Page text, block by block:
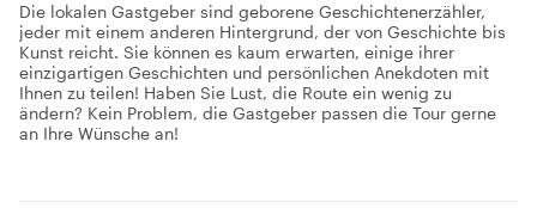
Die lokalen Gastgeber sind geborene Geschichtenerzähler,
jeder mit einem anderen Hintergrund, der von Geschichte bis
Kunst reicht. Sie können es kaum erwarten, einige ihrer
einzigartigen Geschichten und persönlichen Anekdoten mit
Ihnen zu teilen! Haben Sie Lust, die Route ein wenig zu
ändern? Kein Problem, die Gastgeber passen die Tour gerne
an Ihre Wünsche an!